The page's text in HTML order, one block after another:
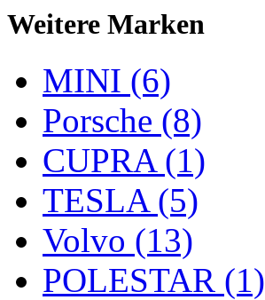
Weitere Marken
MINI (6)
Porsche (8)
CUPRA (1)
TESLA (5)
Volvo (13)
POLESTAR (1)